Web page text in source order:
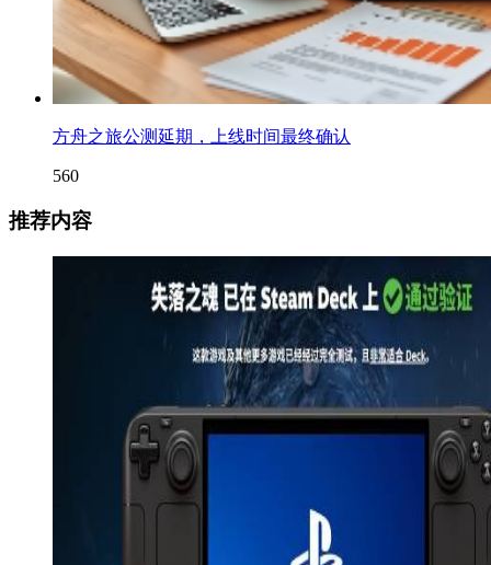
方舟之旅公测延期，上线时间最终确认
560
推荐内容